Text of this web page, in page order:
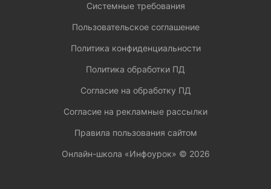
Системные требования
Пользовательское соглашение
Политика конфиденциальности
Политика обработки ПД
Согласие на обработку ПД
Согласие на рекламные рассылки
Правила пользования сайтом
Онлайн-школа «Инфоурок» © 2026